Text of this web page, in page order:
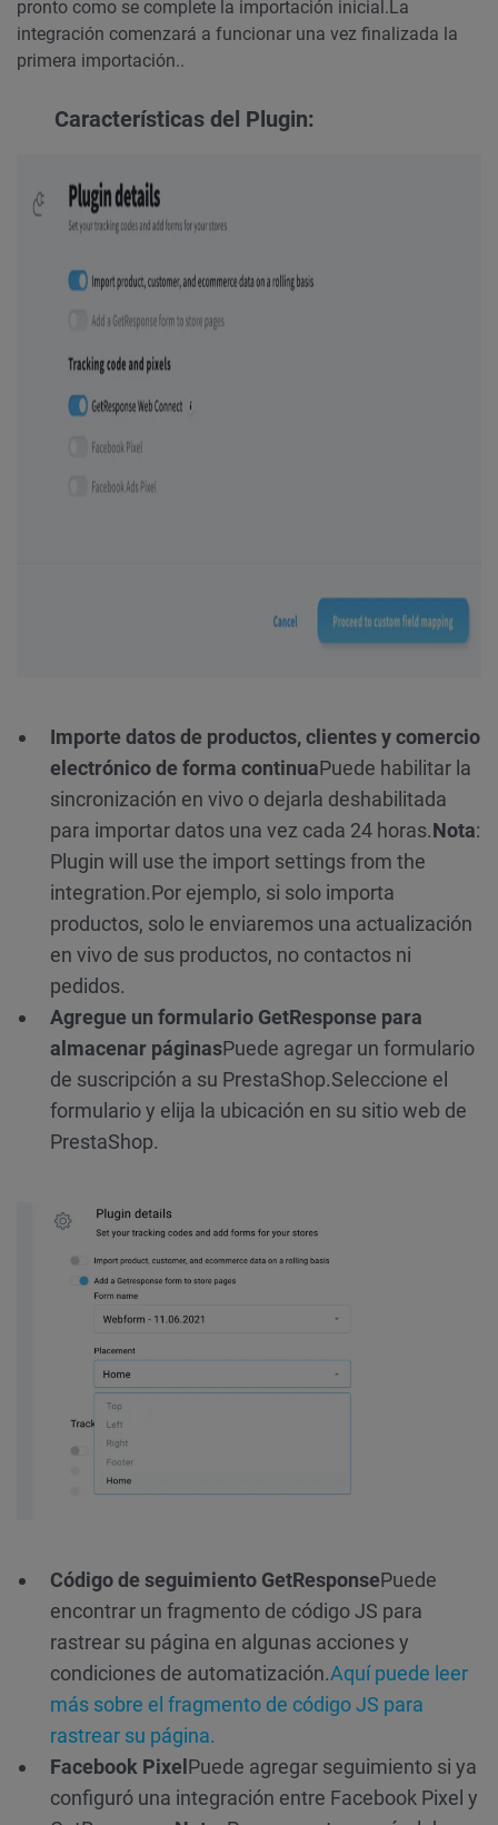
pronto como se complete la importación inicial. La
integración comenzará a funcionar una vez finalizada la
primera importación..
Características del Plugin:
Importe datos de productos, clientes y comercio
electrónico de forma continuaPuede habilitar la
sincronización en vivo o dejarla deshabilitada
para importar datos una vez cada 24 horas.Nota:
Plugin will use the import settings from the
integration.Por ejemplo, si solo importa
productos, solo le enviaremos una actualización
en vivo de sus productos, no contactos ni
pedidos.
Agregue un formulario GetResponse para
almacenar páginasPuede agregar un formulario
de suscripción a su PrestaShop.Seleccione el
formulario y elija la ubicación en su sitio web de
PrestaShop.
Código de seguimiento GetResponsePuede
encontrar un fragmento de código JS para
rastrear su página en algunas acciones y
condiciones de automatización.Aquí puede leer
más sobre el fragmento de código JS para
rastrear su página.
Facebook Pixel Puede agregar seguimiento si ya
configuró una integración entre Facebook Pixel y